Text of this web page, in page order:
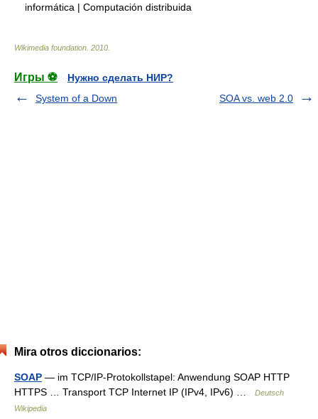
informática | Computación distribuida
Wikimedia foundation 2010
Игры ⚽
Нужно сделать НИР?
System of a Down
SOA vs. web 2.0
Mira otros diccionarios:
SOAP — im TCP/IP‑Protokollstapel: Anwendung SOAP HTTP
HTTPS … Transport TCP Internet IP (IPv4, IPv6) …
Deutsch
Wikipedia